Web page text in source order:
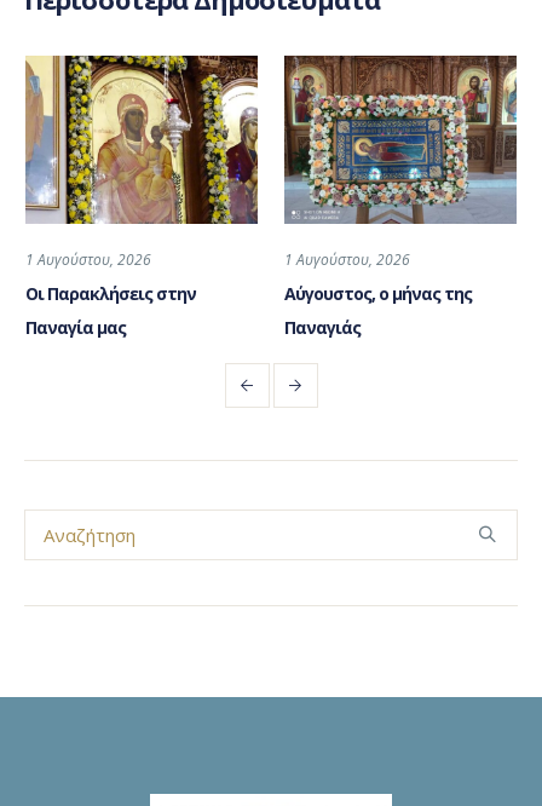
1 Αυγούστου, 2026
Οι Παρακλήσεις στην
Παναγία μας
1 Αυγούστου, 2026
Αύγουστος, ο μήνας της
Παναγιάς